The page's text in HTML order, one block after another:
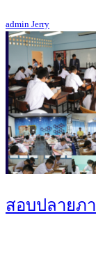
admin Jerry
สอบปลายภ